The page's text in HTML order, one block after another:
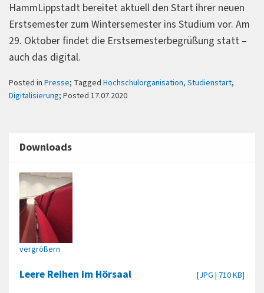
HammLippstadt bereitet aktuell den Start ihrer neuen
Erstsemester zum Wintersemester ins Studium vor. Am
29. Oktober findet die Erstsemesterbegrüßung statt –
auch das digital.
Posted in Presse; Tagged Hochschulorganisation, Studienstart,
Digitalisierung; Posted 17.07.2020
Downloads
vergrößern
Leere Reihen im Hörsaal [JPG | 710 KB]